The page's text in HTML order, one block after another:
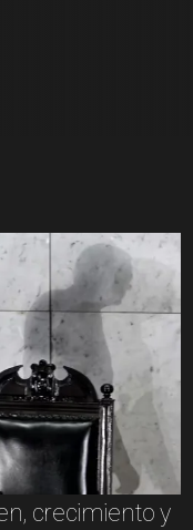
crecimiento y